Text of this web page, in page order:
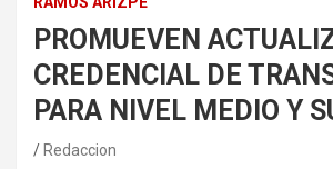
PROMUEVEN
CREDENCIAL DE
PARA NIVEL MEDIO Y
Redaccion